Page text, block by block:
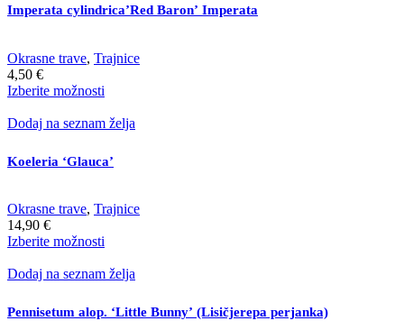
Možnosti
lahko
na
strani
Imperata cylindrica’Red Baron’ Imperata
Okrasne trave, Trajnice
4,50 €
Izberite možnosti
ima
različic.
Možnosti
izberete
na
izdelka
Dodaj na seznam želja
Koeleria ‘Glauca’
Okrasne trave, Trajnice
14,90 €
Izberite možnosti
ima
različic.
Možnosti
Dodaj na seznam želja
Pennisetum alop. ‘Little Bunny’ (Lisičjerepa perjanka)